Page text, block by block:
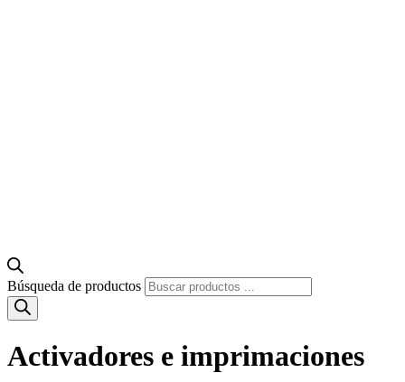
Búsqueda de productos
Activadores e imprimaciones